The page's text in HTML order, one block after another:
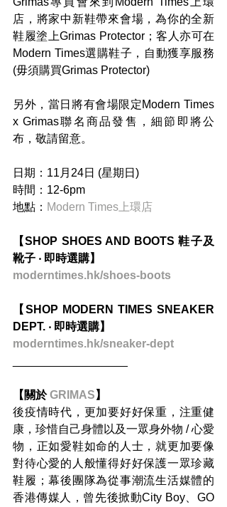
店，將家中新鞋帶來會場，為你的全新
鞋履塗上Grimas Protector；客人亦可在
Modern Times選購鞋子，自動獲享服務
(毋須購買Grimas Protector)
另外，當日將有會場限定Modern Times
x Grimas聯名商品發售，細節即將公
布，敬請留意。
日期：11月24日 (星期日)
時間：12-6pm
地點： Modern Times上環店
【SHOP SHOES AND BOOTS 鞋子及
靴子 ‧ 即時選購】
moderntimes.hk/shoes-boots
【SHOP MODERN TIMES SNEAKER
DEPT. ‧ 即時選購】
moderntimes.hk/sneaker-dept
【關於 GRIMAS 】
後疫情時代，更加要好好保重，注重健
康，珍惜自己身體以及一眾身外物 / 心愛
物，正如愛鞋如命的人士，就更加要像
對待心愛的人般懂得好好保護一眾珍藏
鞋履；幕後團隊為從事潮流生活媒體的
香港傳媒人，曾先後掀動City Boy、GO